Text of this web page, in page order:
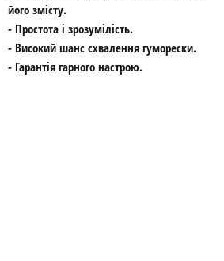
його змісту.
- Простота і зрозумілість.
- Високий шанс схвалення гуморески.
- Гарантія гарного настрою.